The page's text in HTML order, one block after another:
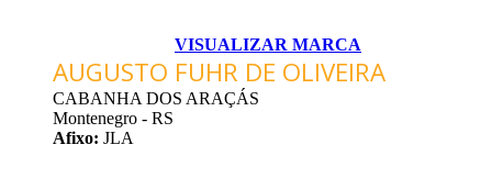
VISUALIZAR MARCA
AUGUSTO FUHR DE OLIVEIRA
CABANHA DOS ARAÇÁS
Montenegro - RS
Afixo: JLA